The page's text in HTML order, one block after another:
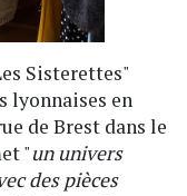
Sisterettes"
lyonnaises en
de Brest dans le
"un univers
des pièces